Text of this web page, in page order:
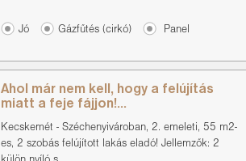
Jó Gázfűtés (cirkó) Panel
Ahol már nem kell, hogy a felújítás
miatt a feje fájjon!...
Kecskemét - Széchenyivároban, 2. emeleti, 55 m2-
es, 2 szobás felújított lakás eladó! Jellemzők: 2